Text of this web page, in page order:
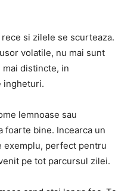
si zilele se scurteaza.
volatile, nu mai sunt
distincte, in
ingheturi.
lemnoase sau
foarte bine. Incearca un
exemplu, perfect pentru
pe tot parcursul zilei.